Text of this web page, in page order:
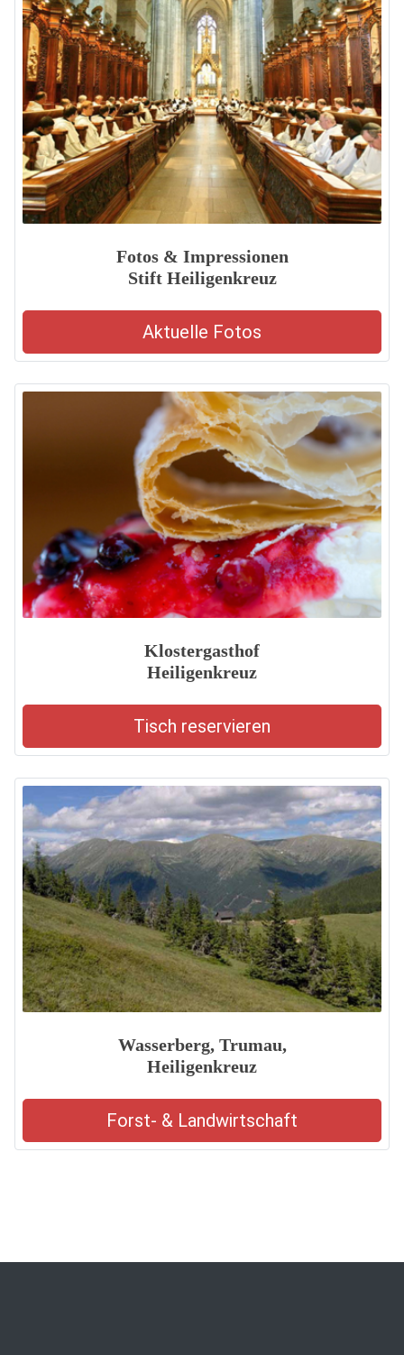
Fotos & Impressionen
Stift Heiligenkreuz
Aktuelle Fotos
Klostergasthof
Heiligenkreuz
Tisch reservieren
Wasserberg, Trumau,
Heiligenkreuz
Forst- & Landwirtschaft